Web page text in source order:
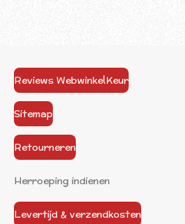
Reviews WebwinkelKeur
Sitemap
Retourneren
Herroeping indienen
Levertijd & verzendkosten